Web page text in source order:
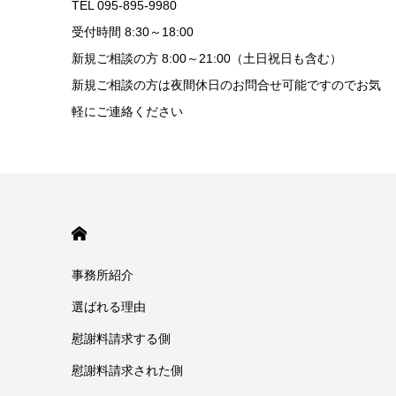
TEL 095-895-9980
受付時間 8:30～18:00
新規ご相談の方 8:00～21:00（土日祝日も含む）
新規ご相談の方は夜間休日のお問合せ可能ですのでお気
軽にご連絡ください
事務所紹介
選ばれる理由
慰謝料請求する側
慰謝料請求された側